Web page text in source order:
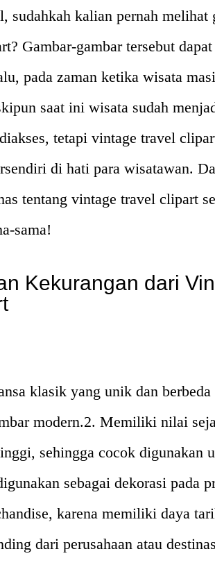
sudahkah kalian pernah melihat
Gambar-gambar tersebut
pada zaman ketika wisata
saat ini wisata sudah
tetapi vintage travel
di hati para wisatawan.
tentang vintage travel clipart
sama!
Kekurangan dari
klasik yang unik dan
modern.2. Memiliki nilai
sehingga cocok digunakan
sebagai dekorasi pada
karena memiliki daya
dari perusahaan atau